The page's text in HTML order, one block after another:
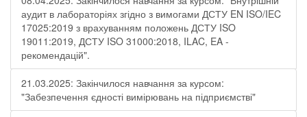
аудит в лабораторіях згідно з вимогами ДСТУ EN ISO/IEC
17025:2019 з врахуванням положень ДСТУ ISO
19011:2019, ДСТУ ISO 31000:2018, ILAC, EA -
рекомендацій".
21.03.2025: Закінчилося навчання за курсом:
"Забезпечення єдності вимірювань на підприємстві"